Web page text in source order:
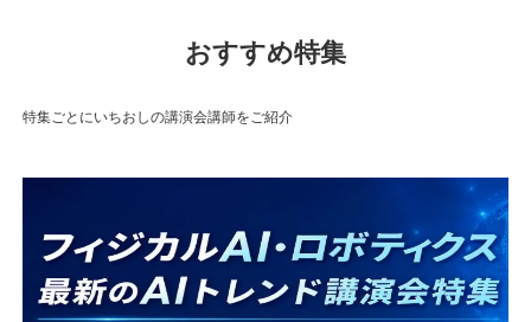
おすすめ特集
特集ごとにいちおしの講演会講師をご紹介